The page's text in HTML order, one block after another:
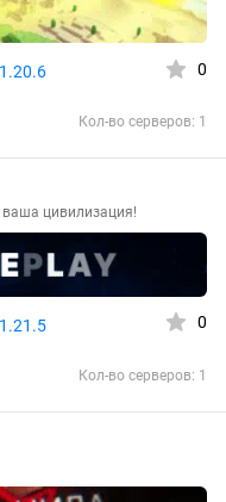
1.20.6 0
Кол-во серверов: 1
цивилизация!
1.21.5 0
Кол-во серверов: 1